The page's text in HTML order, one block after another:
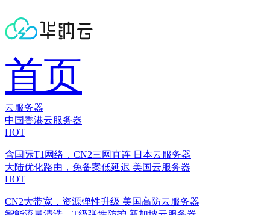
首页
云服务器
中国香港云服务器
HOT
含国际T1网络，CN2三网直连 日本云服务器
大陆优化路由，免备案低延迟 美国云服务器
HOT
CN2大带宽，资源弹性升级 美国高防云服务器